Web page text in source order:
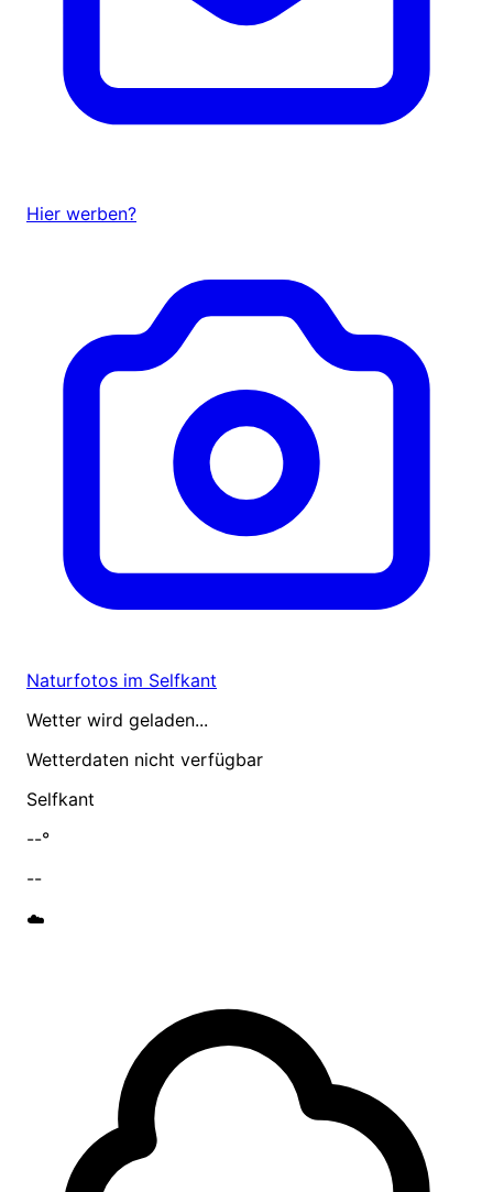
Hier werben?
Naturfotos im Selfkant
Wetter wird geladen...
Wetterdaten nicht verfügbar
Selfkant
--°
--
☁️